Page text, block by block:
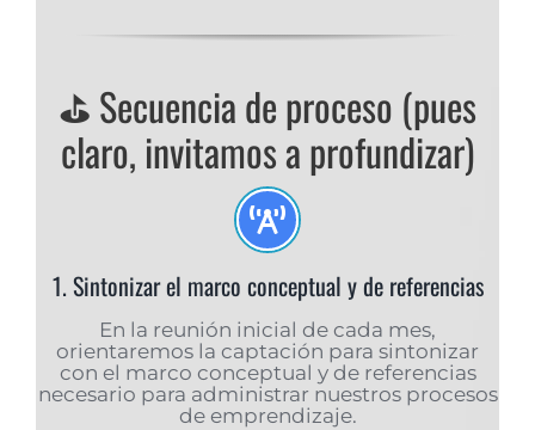
⛳️ Secuencia de proceso (pues
claro, invitamos a profundizar)
1. Sintonizar el marco conceptual y de referencias
En la reunión inicial de cada mes,
orientaremos la captación para sintonizar
con el marco conceptual y de referencias
necesario para administrar nuestros procesos
de emprendizaje.